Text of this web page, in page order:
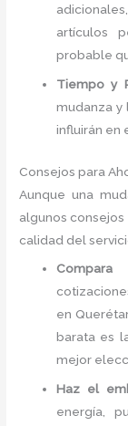
artículos
probable
Tiempo y
mudanza y
influirán en
Consejos para
Aunque una
algunos
calidad del
en
barata es
mejor
Haz el
energía,